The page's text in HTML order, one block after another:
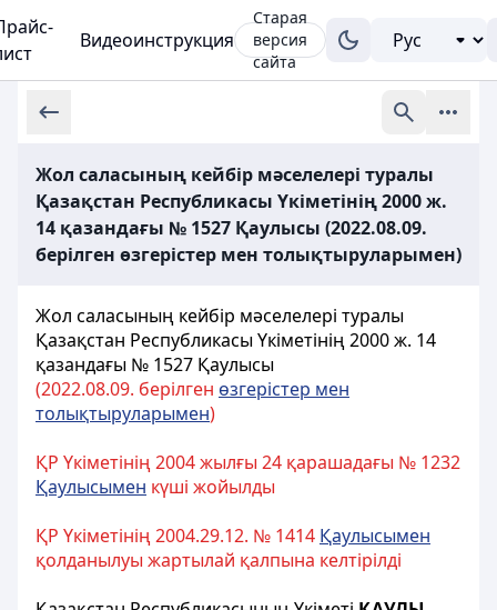
Видеоинструкция
Старая
версия
сайта
Жол саласының кейбір мәселелері туралы
Қазақстан Республикасы Үкіметінің 2000 ж.
14 қазандағы № 1527 Қаулысы (2022.08.09.
берілген өзгерістер мен толықтыруларымен)
Жол саласының кейбір мәселелері туралы
Қазақстан Республикасы Үкіметінің 2000 ж. 14
қазандағы № 1527 Қаулысы
(2022.08.09. берілген өзгерістер мен
толықтыруларымен)
ҚР Үкіметінің 2004 жылғы 24 қарашадағы № 1232
Қаулысымен күші жойылды
ҚР Үкіметінің 2004.29.12. № 1414 Қаулысымен
қолданылуы жартылай қалпына келтірілді